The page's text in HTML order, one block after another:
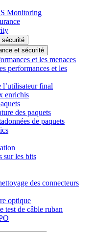
Monitoring
sécurité
et sécurité
et les menaces
performances et les
l’utilisateur final
enrichis
des paquets
de paquets
sur les bits
des connecteurs
optique
test de câble ruban